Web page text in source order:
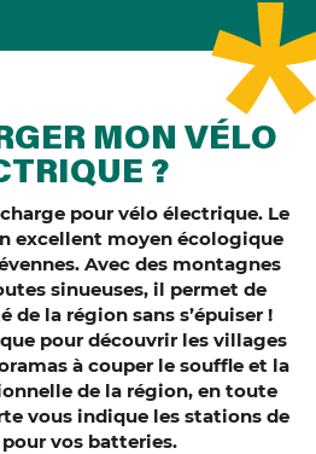
MON VÉLO
?
pour vélo électrique. Le
excellent moyen écologique
Avec des montagnes
sinueuses, il permet de
de la région sans s’épuiser !
pour découvrir les villages
à couper le souffle et la
de la région, en toute
vous indique les stations de
vos batteries.